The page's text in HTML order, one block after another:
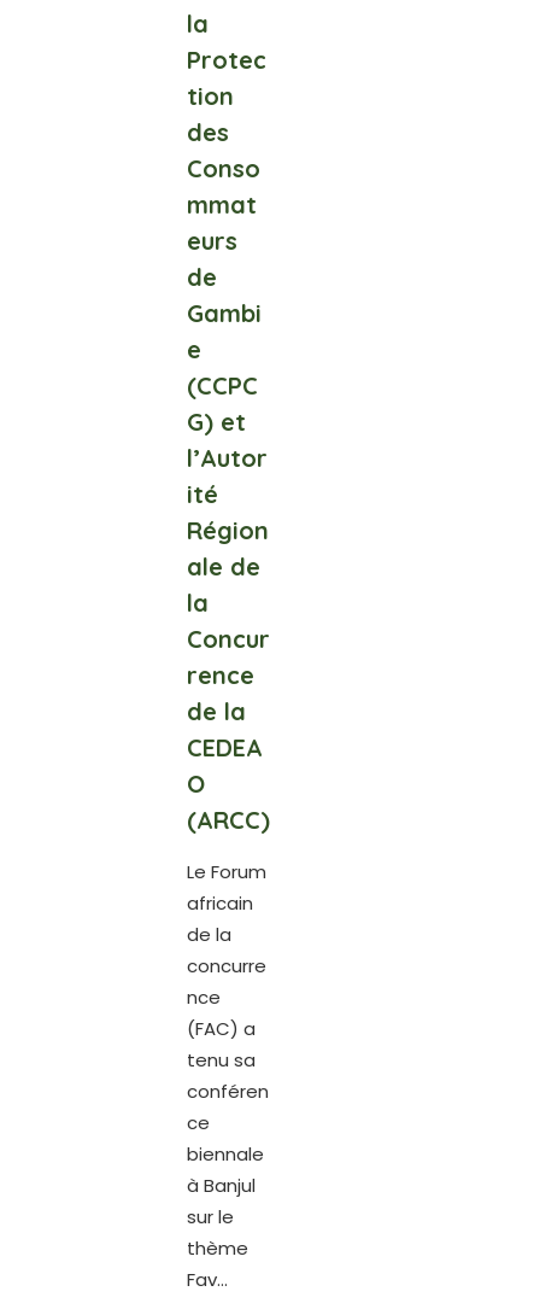
la
Protec
tion
des
Conso
mmat
eurs
de
Gambi
e
(CCPC
G) et
l’Autor
ité
Région
ale de
la
Concur
rence
de la
CEDEA
O
(ARCC)
Le Forum
africain
de la
concurre
nce
(FAC) a
tenu sa
conféren
ce
biennale
à Banjul
sur le
thème
Fav...